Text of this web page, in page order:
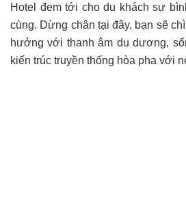
Hotel đem tới cho du khách sự
cùng. Dừng chân tại đây, bạn sẽ
hưởng với thanh âm du dương,
kiến trúc truyền thống hòa pha với